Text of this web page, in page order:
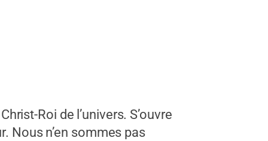
Roi de l’univers. S’ouvre
Nous n’en sommes pas